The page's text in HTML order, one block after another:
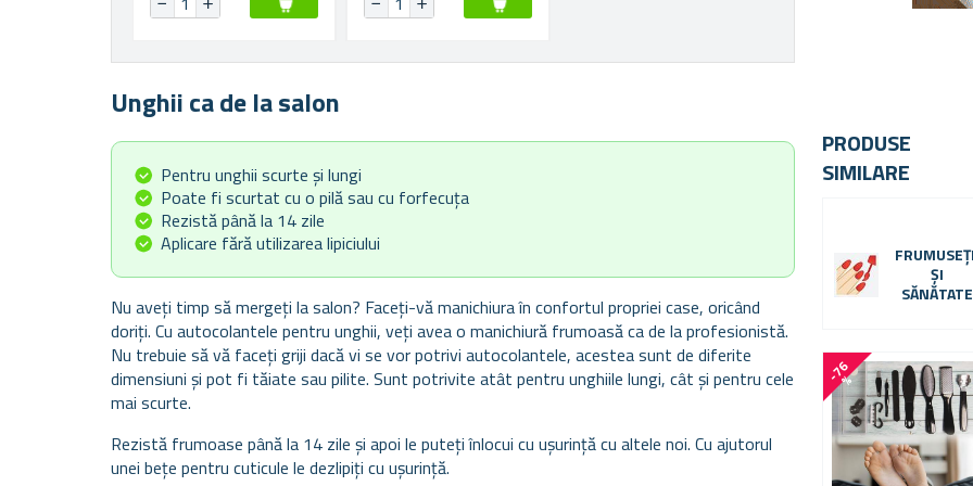
Unghii ca de la salon
Pentru unghii scurte și lungi
Poate fi scurtat cu o pilă sau cu forfecuța
Rezistă până la 14 zile
Aplicare fără utilizarea lipiciului
Nu aveți timp să mergeți la salon? Faceți-vă manichiura în confortul propriei case, oricând
doriți. Cu autocolantele pentru unghii, veți avea o manichiură frumoasă ca de la profesionistă.
Nu trebuie să vă faceți griji dacă vi se vor potrivi autocolantele, acestea sunt de diferite
dimensiuni și pot fi tăiate sau pilite. Sunt potrivite atât pentru unghiile lungi, cât și pentru cele
mai scurte.
Rezistă frumoase până la 14 zile și apoi le puteți înlocui cu ușurință cu altele noi. Cu ajutorul
unei bețe pentru cuticule le dezlipiți cu ușurință.
PRODUSE
SIMILARE
ȘI
SĂNĂTATE
-
7
6
%